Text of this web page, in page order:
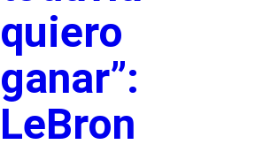
quiero
ganar”:
LeBron